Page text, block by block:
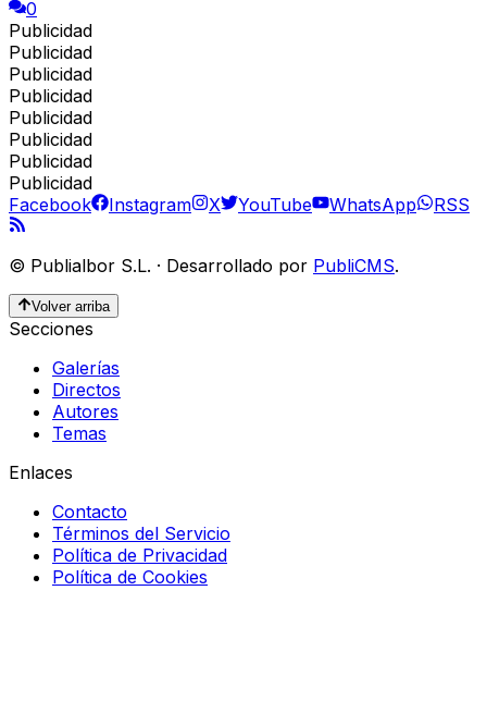
0
Publicidad
Publicidad
Publicidad
Publicidad
Publicidad
Publicidad
Publicidad
Publicidad
Facebook
Instagram X YouTube WhatsApp RSS
© Publialbor S.L. · Desarrollado por PubliCMS.
Volver arriba
Secciones
Galerías
Directos
Autores
Temas
Enlaces
Contacto
Términos del Servicio
Política de Privacidad
Política de Cookies